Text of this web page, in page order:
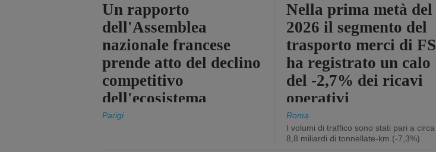
Un rapporto
dell'Assemblea
nazionale francese
prende atto del declino
competitivo
dell'ecosistema
portuale statale
Parigi
Nella prima metà del
2026 il segmento del
trasporto merci di FS
ha registrato un calo
del -2,7% dei ricavi
operativi
Roma
I volumi di traffico sono stati pari a circa
8,8 miliardi di tonnellate-km (-7,3%)